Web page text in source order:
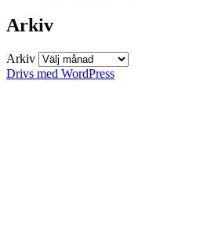
Arkiv
Arkiv
Drivs med WordPress